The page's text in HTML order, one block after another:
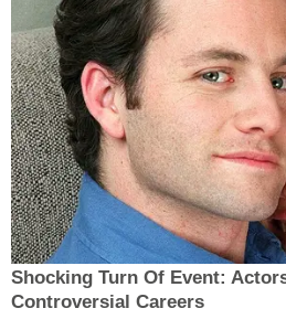
Shocking Turn Of Event:
Controversial Careers